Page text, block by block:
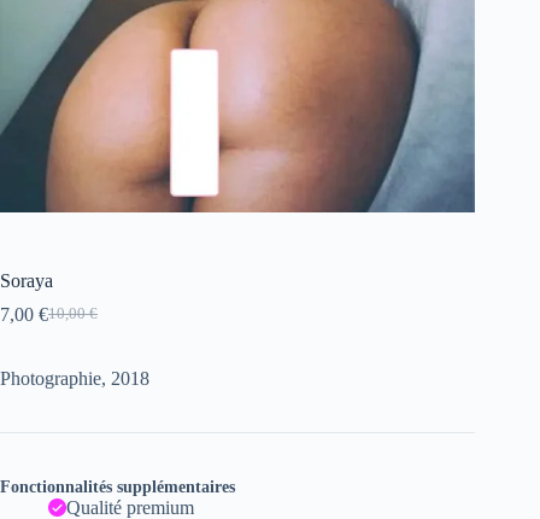
Soraya
10,00€
Le
était :
7,00 €Le
est :
Photographie, 2018
Fonctionnalités supplémentaires
Qualité premium